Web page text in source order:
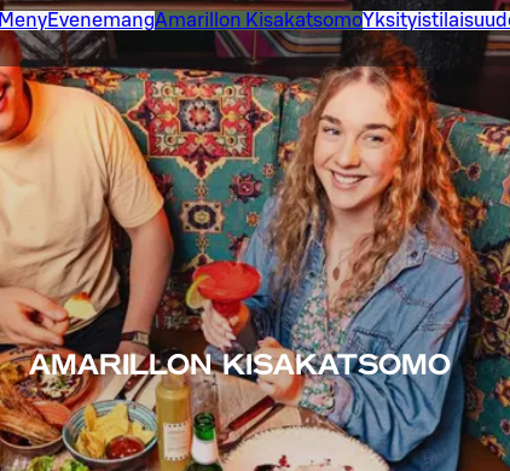
MenyEvenemangAmarillon Kisakatsomo
AMARILLON KISAKATSOMO